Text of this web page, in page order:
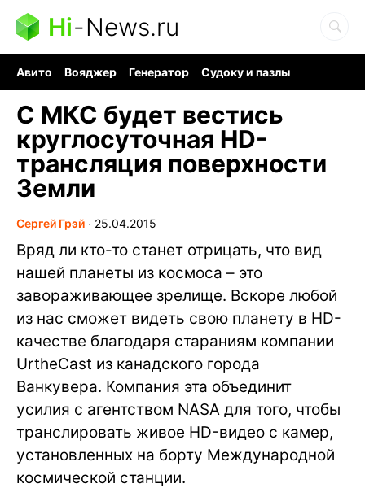
Hi-News.ru
Авито Вояджер Генератор
Судоку и пазлы
С МКС будет вестись
круглосуточная HD-
трансляция поверхности
Земли
Сергей Грэй ∙ 25.04.2015
Вряд ли кто-то станет отрицать, что вид
нашей планеты из космоса – это
завораживающее зрелище. Вскоре любой
из нас сможет видеть свою планету в HD-
качестве благодаря стараниям компании
UrtheCast из канадского города
Ванкувера. Компания эта объединит
усилия с агентством NASA для того, чтобы
транслировать живое HD-видео с камер,
установленных на борту Международной
космической станции.